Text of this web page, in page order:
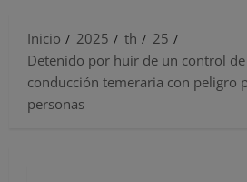
Inicio
2025 th
25
Detenido por huir de un control
conducción temeraria con peligro
personas